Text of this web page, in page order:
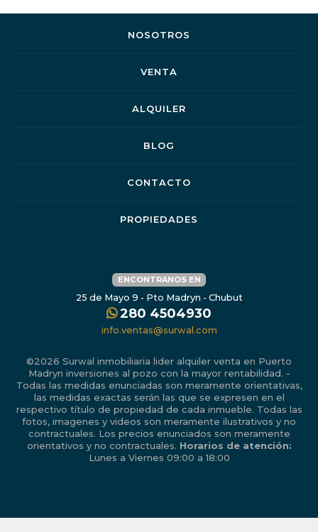
NOSOTROS
VENTA
ALQUILER
BLOG
CONTACTO
PROPIEDADES
ENCONTRANOS EN
25 de Mayo 9 - Pto Madryn - Chubut
280 4504930
info.ventas@surwal.com
©2026 Surwal inmobiliaria lider alquiler venta en Puerto
Madryn inversiones al pozo con la mayor rentabilidad. -
Todas las medidas enunciadas son meramente orientativas,
las medidas exactas serán las que se expresen en el
respectivo título de propiedad de cada inmueble. Todas las
fotos, imagenes y videos son meramente ilustrativos y no
contractuales. Los precios enunciados son meramente
orientativos y no contractuales. Horarios de atención:
Lunes a Viernes 09:00 a 18:00